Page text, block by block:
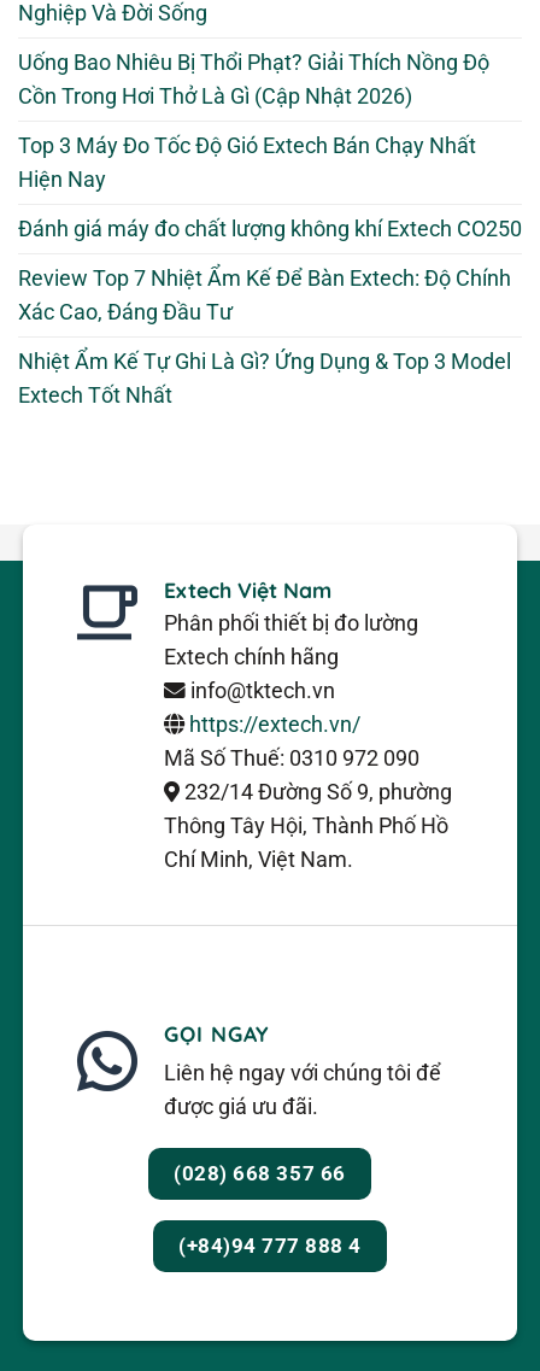
Nghiệp Và Đời Sống
Uống Bao Nhiêu Bị Thổi Phạt? Giải Thích Nồng Độ
Cồn Trong Hơi Thở Là Gì (Cập Nhật 2026)
Top 3 Máy Đo Tốc Độ Gió Extech Bán Chạy Nhất
Hiện Nay
Đánh giá máy đo chất lượng không khí Extech CO250
Review Top 7 Nhiệt Ẩm Kế Để Bàn Extech: Độ Chính
Xác Cao, Đáng Đầu Tư
Nhiệt Ẩm Kế Tự Ghi Là Gì? Ứng Dụng & Top 3 Model
Extech Tốt Nhất
Extech Việt Nam
Phân phối thiết bị đo lường
Extech chính hãng
info@tktech.vn
https://extech.vn/
Mã Số Thuế: 0310 972 090
232/14 Đường Số 9, phường
Thông Tây Hội, Thành Phố Hồ
Chí Minh, Việt Nam.
GỌI NGAY
Liên hệ ngay với chúng tôi để
được giá ưu đãi.
(028) 668 357 66
(+84)94 777 888 4